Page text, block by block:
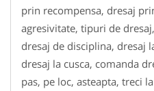
prin recompensa, dresaj
agresivitate, tipuri de
dresaj de disciplina, dresaj
dresaj la cusca, comanda
pas, pe loc, asteapta, treci